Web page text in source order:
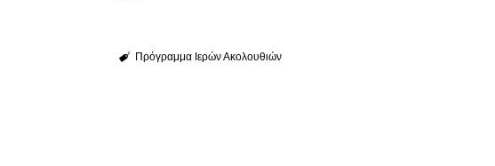
Πρόγραμμα Ιερών Ακολουθιών